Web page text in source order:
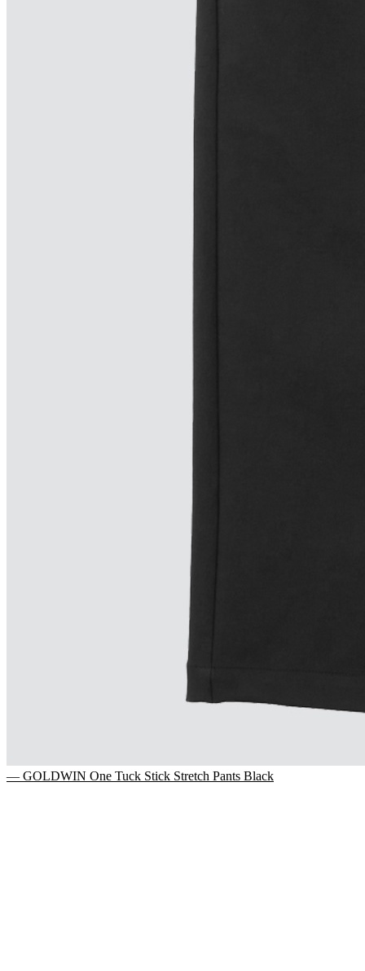
— GOLDWIN One Tuck Stick Stretch Pants Black